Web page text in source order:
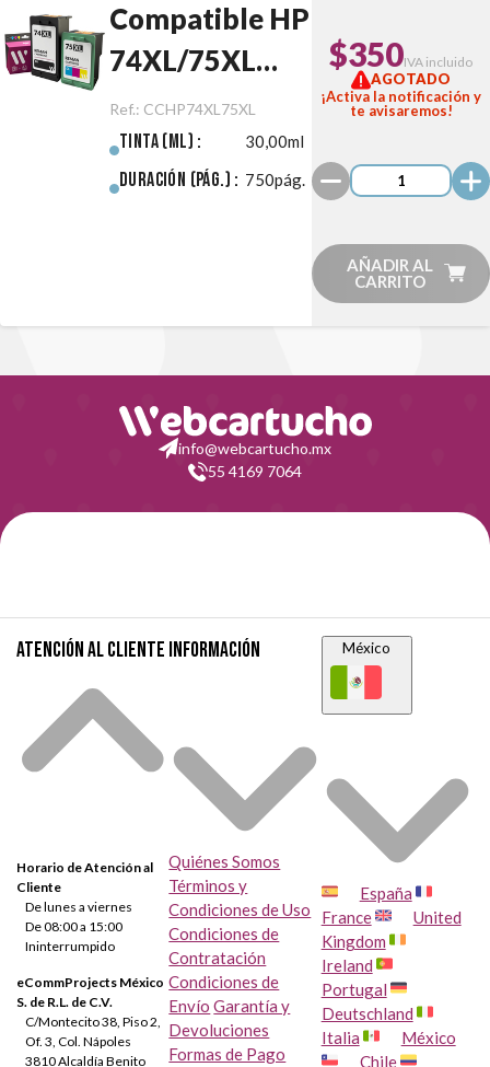
Compatible HP
74XL/75XL
Negro/Color
Pack
Ref.: CCHP74XL75XL
Tinta (ml) : 30,00ml
Duración (pág.) : 750pág.
$350IVA incluido
AGOTADO
¡Activa la notificación y
te avisaremos!
AÑADIR AL
CARRITO
info@webcartucho.mx
55 4169 7064
Atención al cliente
Horario de Atención al
Cliente
De lunes a viernes
De 08:00 a 15:00
Ininterrumpido
eCommProjects México
S. de R.L. de C.V.
C/Montecito 38, Piso 2,
Of. 3, Col. Nápoles
3810 Alcaldía Benito
Información
Quiénes Somos
Términos y
Condiciones de Uso
Condiciones de
Contratación
Condiciones de
Envío Garantía y
Devoluciones
Formas de Pago
México
España
France
United
Kingdom
Ireland
Portugal
Deutschland
Italia
México
Chile